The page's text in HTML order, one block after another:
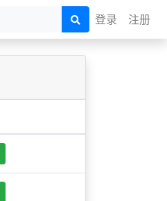
登录 注册